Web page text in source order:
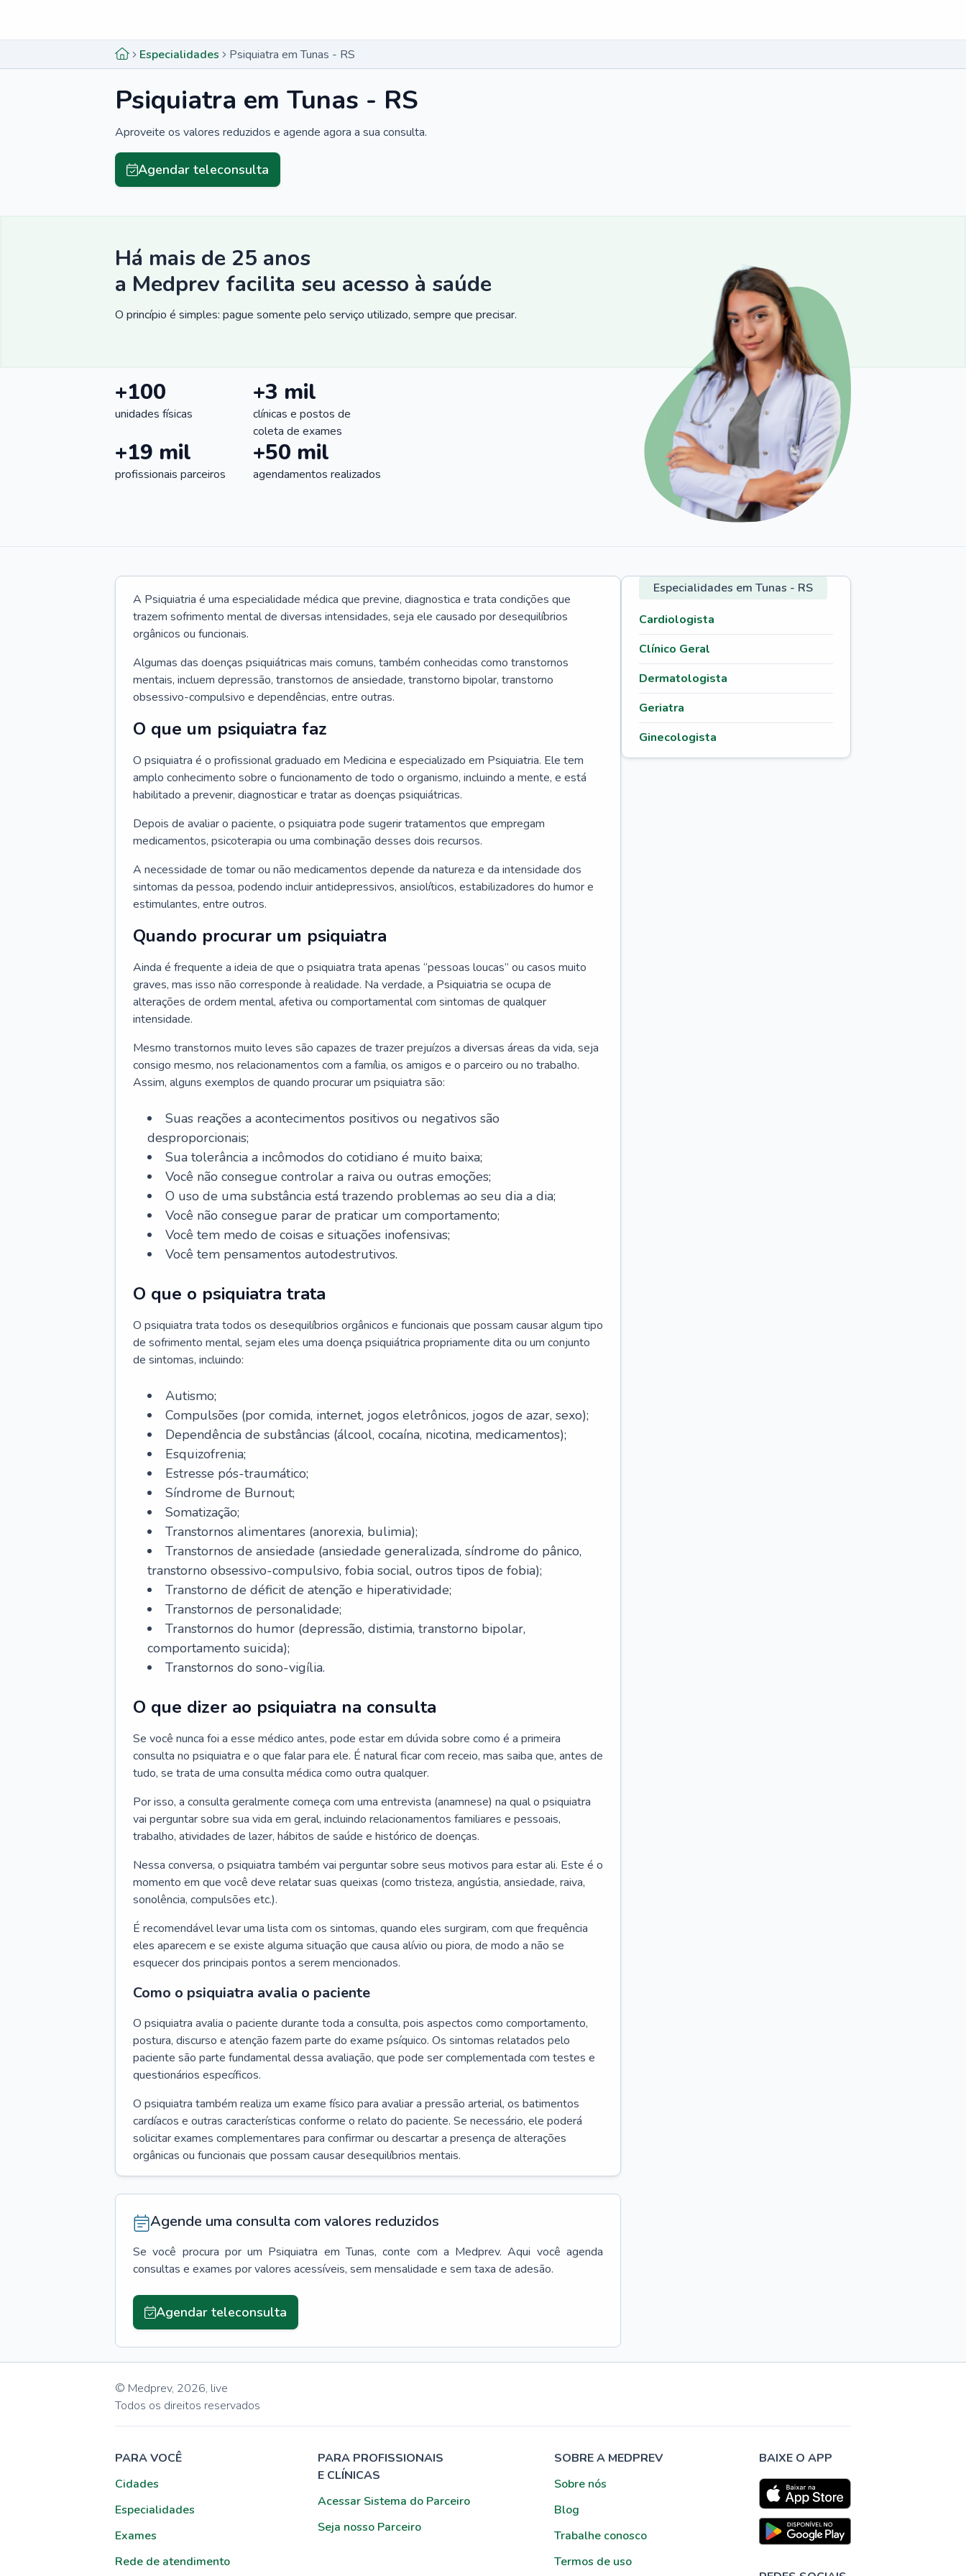
Especialidades Psiquiatra em Tunas - RS
Psiquiatra em Tunas - RS
Aproveite os valores reduzidos e agende agora a sua consulta.
Agendar teleconsulta
Há mais de 25 anos
a Medprev facilita seu acesso à saúde
O princípio é simples: pague somente pelo serviço utilizado, sempre que precisar.
+100
unidades físicas
+3 mil
clínicas e postos de
coleta de exames
+19 mil
profissionais parceiros
+50 mil
agendamentos realizados
A Psiquiatria é uma especialidade médica que previne, diagnostica e trata condições que
trazem sofrimento mental de diversas intensidades, seja ele causado por desequilíbrios
orgânicos ou funcionais.
Algumas das doenças psiquiátricas mais comuns, também conhecidas como transtornos
mentais, incluem depressão, transtornos de ansiedade, transtorno bipolar, transtorno
obsessivo-compulsivo e dependências, entre outras.
O que um psiquiatra faz
O psiquiatra é o profissional graduado em Medicina e especializado em Psiquiatria. Ele tem
amplo conhecimento sobre o funcionamento de todo o organismo, incluindo a mente, e está
habilitado a prevenir, diagnosticar e tratar as doenças psiquiátricas.
Depois de avaliar o paciente, o psiquiatra pode sugerir tratamentos que empregam
medicamentos, psicoterapia ou uma combinação desses dois recursos.
A necessidade de tomar ou não medicamentos depende da natureza e da intensidade dos
sintomas da pessoa, podendo incluir antidepressivos, ansiolíticos, estabilizadores do humor e
estimulantes, entre outros.
Quando procurar um psiquiatra
Ainda é frequente a ideia de que o psiquiatra trata apenas “pessoas loucas” ou casos muito
graves, mas isso não corresponde à realidade. Na verdade, a Psiquiatria se ocupa de
alterações de ordem mental, afetiva ou comportamental com sintomas de qualquer
intensidade.
Mesmo transtornos muito leves são capazes de trazer prejuízos a diversas áreas da vida, seja
consigo mesmo, nos relacionamentos com a família, os amigos e o parceiro ou no trabalho.
Assim, alguns exemplos de quando procurar um psiquiatra são:
Suas reações a acontecimentos positivos ou negativos são
desproporcionais;
Sua tolerância a incômodos do cotidiano é muito baixa;
Você não consegue controlar a raiva ou outras emoções;
O uso de uma substância está trazendo problemas ao seu dia a dia;
Você não consegue parar de praticar um comportamento;
Você tem medo de coisas e situações inofensivas;
Você tem pensamentos autodestrutivos.
O que o psiquiatra trata
O psiquiatra trata todos os desequilíbrios orgânicos e funcionais que possam causar algum tipo
de sofrimento mental, sejam eles uma doença psiquiátrica propriamente dita ou um conjunto
de sintomas, incluindo:
Autismo;
Compulsões (por comida, internet, jogos eletrônicos, jogos de azar, sexo);
Dependência de substâncias (álcool, cocaína, nicotina, medicamentos);
Esquizofrenia;
Estresse pós-traumático;
Síndrome de Burnout;
Somatização;
Transtornos alimentares (anorexia, bulimia);
Transtornos de ansiedade (ansiedade generalizada, síndrome do pânico,
transtorno obsessivo-compulsivo, fobia social, outros tipos de fobia);
Transtorno de déficit de atenção e hiperatividade;
Transtornos de personalidade;
Transtornos do humor (depressão, distimia, transtorno bipolar,
comportamento suicida);
Transtornos do sono-vigília.
O que dizer ao psiquiatra na consulta
Se você nunca foi a esse médico antes, pode estar em dúvida sobre como é a primeira
consulta no psiquiatra e o que falar para ele. É natural ficar com receio, mas saiba que, antes de
tudo, se trata de uma consulta médica como outra qualquer.
Por isso, a consulta geralmente começa com uma entrevista (anamnese) na qual o psiquiatra
vai perguntar sobre sua vida em geral, incluindo relacionamentos familiares e pessoais,
trabalho, atividades de lazer, hábitos de saúde e histórico de doenças.
Nessa conversa, o psiquiatra também vai perguntar sobre seus motivos para estar ali. Este é o
momento em que você deve relatar suas queixas (como tristeza, angústia, ansiedade, raiva,
sonolência, compulsões etc.).
É recomendável levar uma lista com os sintomas, quando eles surgiram, com que frequência
eles aparecem e se existe alguma situação que causa alívio ou piora, de modo a não se
esquecer dos principais pontos a serem mencionados.
Como o psiquiatra avalia o paciente
O psiquiatra avalia o paciente durante toda a consulta, pois aspectos como comportamento,
postura, discurso e atenção fazem parte do exame psíquico. Os sintomas relatados pelo
paciente são parte fundamental dessa avaliação, que pode ser complementada com testes e
questionários específicos.
O psiquiatra também realiza um exame físico para avaliar a pressão arterial, os batimentos
cardíacos e outras características conforme o relato do paciente. Se necessário, ele poderá
solicitar exames complementares para confirmar ou descartar a presença de alterações
orgânicas ou funcionais que possam causar desequilíbrios mentais.
Agende uma consulta com valores reduzidos
Se você procura por um Psiquiatra em Tunas, conte com a Medprev. Aqui você agenda
consultas e exames por valores acessíveis, sem mensalidade e sem taxa de adesão.
Agendar teleconsulta
Especialidades em Tunas - RS
Cardiologista
Clínico Geral
Dermatologista
Geriatra
Ginecologista
© Medprev, 2026, live
Todos os direitos reservados
PARA VOCÊ
Cidades
Especialidades
Exames
Rede de atendimento
PARA PROFISSIONAIS
E CLÍNICAS
Acessar Sistema do Parceiro
Seja nosso Parceiro
SOBRE A MEDPREV
Sobre nós
Blog
Trabalhe conosco
Termos de uso
BAIXE O APP